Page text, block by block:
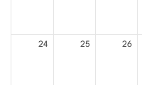
24 25 26